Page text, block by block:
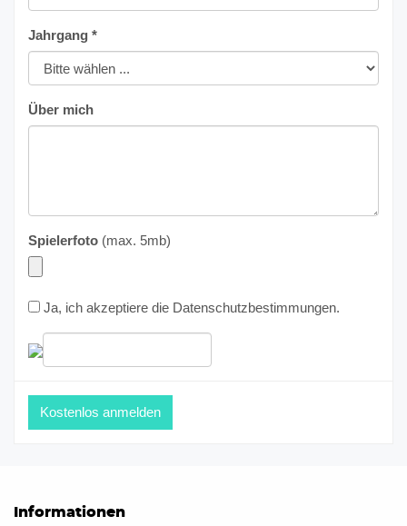
Jahrgang *
Über mich
Spielerfoto (max. 5mb)
Ja, ich akzeptiere die Datenschutzbestimmungen.
Informationen